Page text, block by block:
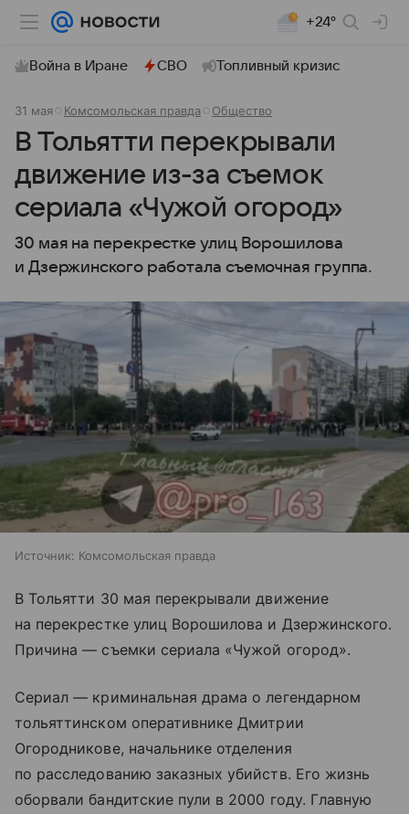
+24°
Война в Иране СВО Топливный кризис
31 мая Комсомольская правда Общество
В Тольятти перекрывали
движение из-за съемок
сериала «Чужой огород»
30 мая на перекрестке улиц Ворошилова
и Дзержинского работала съемочная группа.
Источник: Комсомольская правда
В Тольятти 30 мая перекрывали движение
на перекрестке улиц Ворошилова и Дзержинского.
Причина — съемки сериала «Чужой огород».
Сериал — криминальная драма о легендарном
тольяттинском оперативнике Дмитрии
Огородникове, начальнике отделения
по расследованию заказных убийств. Его жизнь
оборвали бандитские пули в 2000 году. Главную